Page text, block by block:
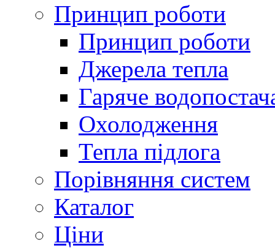
Принцип роботи
Принцип роботи
Джерела тепла
Гаряче
Охолодження
Тепла підлога
Порівняння систем
Каталог
Ціни